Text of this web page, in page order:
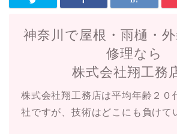
神奈川で屋根・雨樋・外
修理なら
株式会社翔工務
株式会社翔工務店は平均年齢２０
社ですが、技術はどこにも負けて